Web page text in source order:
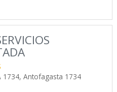
1734, Antofagasta 1734